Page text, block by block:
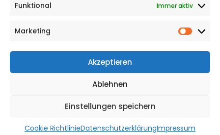
Funktional
Immer aktiv
Marketing
Akzeptieren
Ablehnen
Einstellungen speichern
Cookie RichtlinieDatenschutzerklärungImpressum
Impressum
Cookie Richtlinie
CITYLIFE! BEI FACEBOOK
WordPress Theme |Viralby HashThemes